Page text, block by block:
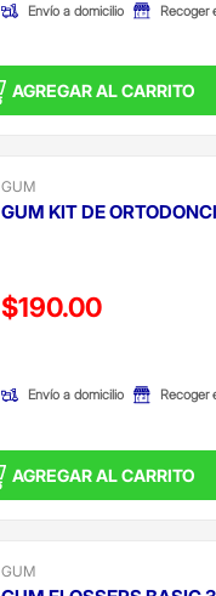
Envío a domicilio Recoger
AGREGAR AL CARRITO
GUM
GUM KIT DE
Precio reducido de
$190.00
Envío a domicilio Recoger
AGREGAR AL CARRITO
GUM